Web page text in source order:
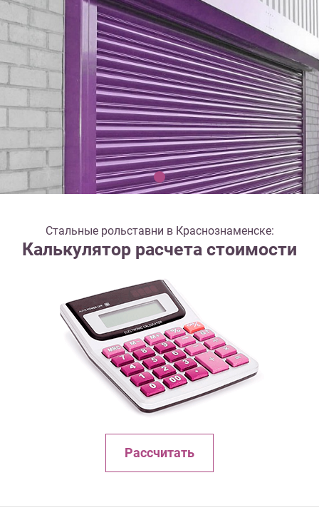
Стальные рольставни в Краснознаменске:
Калькулятор расчета стоимости
Рассчитать